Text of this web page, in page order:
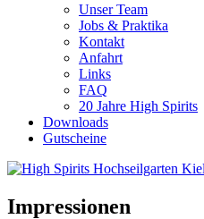
Unser Team
Jobs & Praktika
Kontakt
Anfahrt
Links
FAQ
20 Jahre High Spirits
Downloads
Gutscheine
Impressionen